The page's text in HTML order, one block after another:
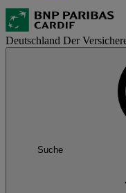
Deutschland Der
Suche